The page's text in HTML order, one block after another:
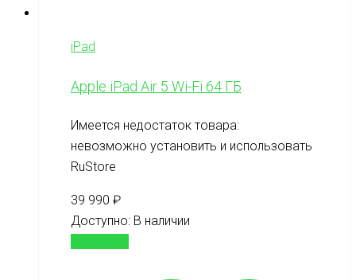
iPad
Apple iPad Air 5 Wi-Fi 64 ГБ
Имеется недостаток товара:
невозможно установить и использовать
RuStore
39 990 ₽
Доступно: В наличии